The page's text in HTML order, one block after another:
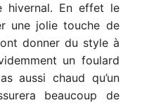
hivernal. En effet le
une jolie touche de
donner du style à
un foulard
aussi chaud qu’un
beaucoup de